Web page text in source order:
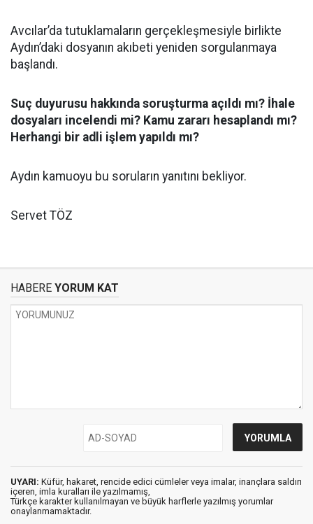
Avcılar’da tutuklamaların gerçekleşmesiyle birlikte
Aydın’daki dosyanın akıbeti yeniden sorgulanmaya
başlandı.
Suç duyurusu hakkında soruşturma açıldı mı? İhale
dosyaları incelendi mi? Kamu zararı hesaplandı mı?
Herhangi bir adli işlem yapıldı mı?
Aydın kamuoyu bu soruların yanıtını bekliyor.
Servet TÖZ
HABERE YORUM KAT
UYARI: Küfür, hakaret, rencide edici cümleler veya imalar, inançlara saldırı
içeren, imla kuralları ile yazılmamış,
Türkçe karakter kullanılmayan ve büyük harflerle yazılmış yorumlar
onaylanmamaktadır.